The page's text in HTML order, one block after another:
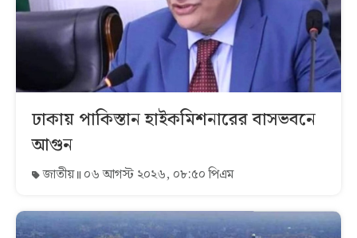
ঢাকায় পাকিস্তান হাইকমিশনারের বাসভবনে
আগুন
জাতীয় ০৬ আগস্ট ২০২৬, ০৮:৫০ পিএম